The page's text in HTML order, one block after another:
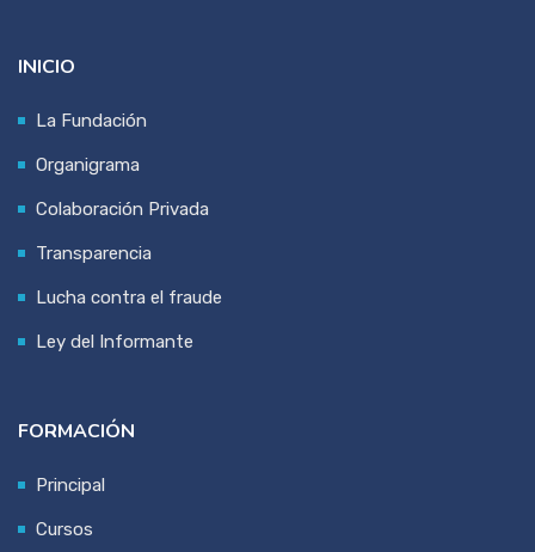
INICIO
La Fundación
Organigrama
Colaboración Privada
Transparencia
Lucha contra el fraude
Ley del Informante
FORMACIÓN
Principal
Cursos